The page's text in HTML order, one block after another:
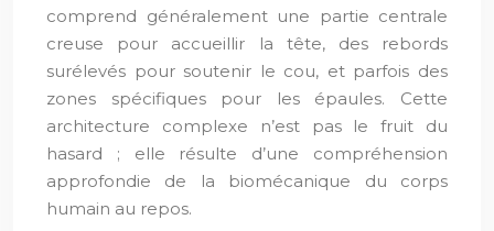
comprend généralement une partie centrale
creuse pour accueillir la tête, des rebords
surélevés pour soutenir le cou, et parfois des
zones spécifiques pour les épaules. Cette
architecture complexe n’est pas le fruit du
hasard ; elle résulte d’une compréhension
approfondie de la biomécanique du corps
humain au repos.